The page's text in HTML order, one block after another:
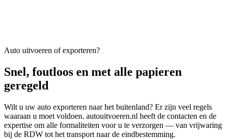
Auto uitvoeren of exporteren?
Snel, foutloos en met alle papieren
geregeld
Wilt u uw auto exporteren naar het buitenland? Er zijn veel regels
waaraan u moet voldoen. autouitvoeren.nl heeft de contacten en de
expertise om alle formaliteiten voor u te verzorgen — van vrijwaring
bij de RDW tot het transport naar de eindbestemming.